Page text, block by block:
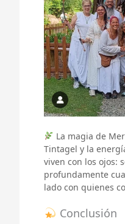
La magia de
Tintagel y la
viven con los ojos:
profundamente
lado con quienes
Conclusión